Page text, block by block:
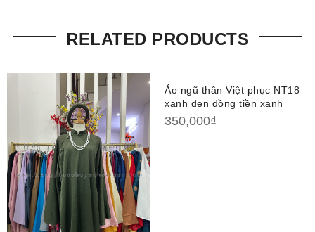
RELATED PRODUCTS
Áo ngũ thân Việt phục NT18
xanh đen đồng tiền xanh
350,000₫